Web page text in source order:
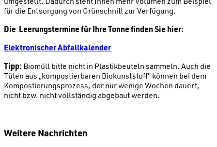
für die Entsorgung von Grünschnitt zur Verfügung.
Die Leerungstermine für Ihre Tonne finden Sie hier:
Elektronischer Abfallkalender
Tipp: Biomüll bitte nicht in Plastikbeuteln sammeln. Auch die
Tüten aus „kompostierbaren Biokunststoff“ können bei dem
Kompostierungsprozess, der nur wenige Wochen dauert,
nicht bzw. nicht vollständig abgebaut werden.
Weitere Nachrichten